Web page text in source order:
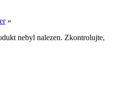
»
nebyl nalezen. Zkontrolujte,